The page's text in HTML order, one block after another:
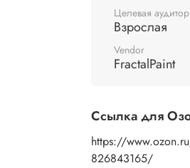
Целевая
Взрослая
Vendor
FractalPaint
Ссылка для
https://
826843165/